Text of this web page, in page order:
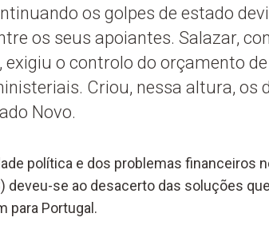
os golpes de estado
os seus apoiantes. Salazar,
o controlo do orçamento
Criou, nessa altura, os
Novo.
política e dos problemas financeiros
deveu-se ao desacerto das soluções
para Portugal.